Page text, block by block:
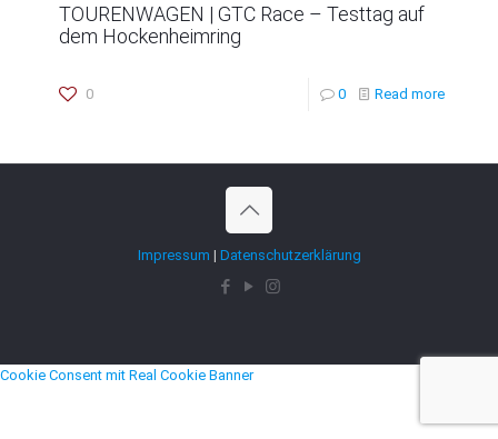
TOURENWAGEN | GTC Race – Testtag auf
dem Hockenheimring
0 0 Read more
Impressum | Datenschutzerklärung
Cookie Consent mit Real Cookie Banner